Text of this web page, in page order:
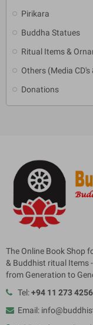
Pirikara
Buddha Statues
Ritual Items &
Others (Media CD's
Donations
The Online Book Shop
& Buddhist ritual Items
from Generation to
Tel:+94 11 273 4256
Email: